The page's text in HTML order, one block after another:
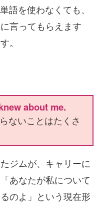
語を使わなくても、
言ってもらえます
。
about me.
ないことはたくさ
ジムが、キャリーに
あなたが私について
のよ」という現在形